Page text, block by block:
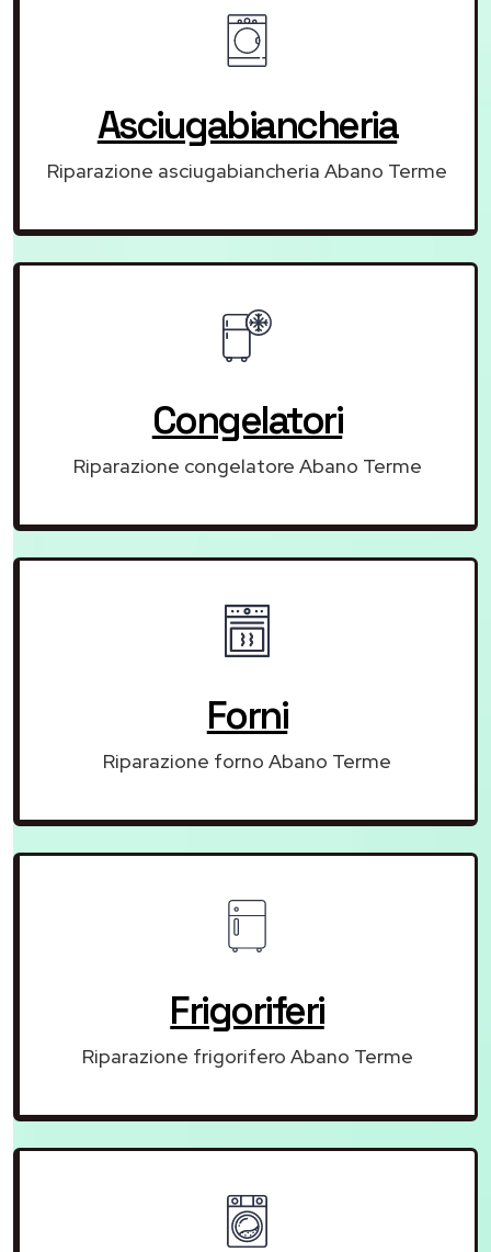
Asciugabiancheria
Riparazione asciugabiancheria Abano Terme
Congelatori
Riparazione congelatore Abano Terme
Forni
Riparazione forno Abano Terme
Frigoriferi
Riparazione frigorifero Abano Terme